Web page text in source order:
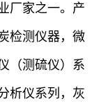
厂家之一。产
检测仪器，微
（测硫仪）系
析仪系列，灰